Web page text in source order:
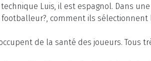
Luis, il est espagnol. Dans
comment ils sélectionnent
de la santé des joueurs. Tous